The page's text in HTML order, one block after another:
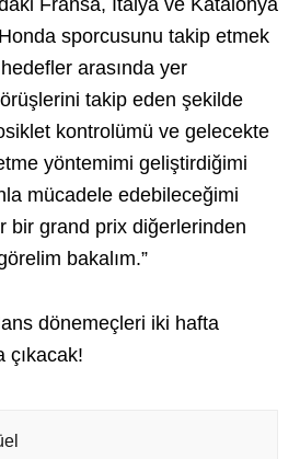
Fransa, İtalya ve Katalonya
sporcusunu takip etmek
arasında yer
takip eden şekilde
kontrolümü ve gelecekte
yöntemimi geliştirdiğimi
mücadele edebileceğimi
bir grand prix diğerlerinden
bakalım.”
dönemeçleri iki hafta
çıkacak!